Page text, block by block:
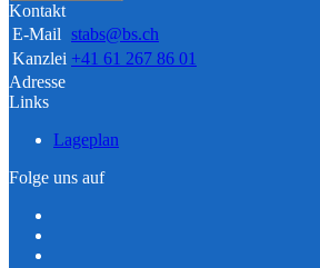
Kontakt
E-Mail stabs@bs.ch
Kanzlei +41 61 267 86 01
Adresse
Links
Lageplan
Folge uns auf